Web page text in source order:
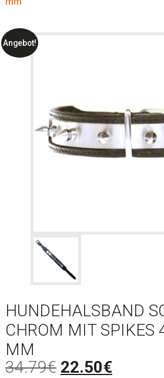
Angebot!
HUNDEHALSBAND
CHROM MIT SPIKES
MM
34.79€ Ursprünglicher
22.50€Aktueller